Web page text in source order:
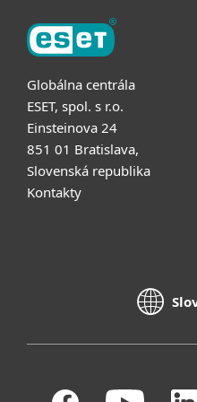
Globálna centrála
ESET, spol. s r.o.
Einsteinova 24
851 01 Bratislava,
Slovenská republika
Kontakty